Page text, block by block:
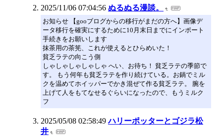
2025/11/06 07:04:56 ぬるぬる漫談。
お知らせ 【gooブログからの移行がまだの方へ】画像デ
ータ移行を確実にするために10月末日までにインポート
手続きをお願いします
抹茶用の茶筅、これが使えるとひらめいた！
貧乏ラテの向こう側
しゃしゃしゃしゃしゃ へい、お待ち！ 貧乏ラテの季節で
す。 もう何年も貧乏ラテを作り続けている。お鍋でミル
クを温めてホイッパーでかき混ぜて作る貧乏ラテ。 腕を
上げて人をもてなせるぐらいになったので、もうミルク
フ
2025/05/08 02:58:49 ハリーポッターとゴジラ松
井